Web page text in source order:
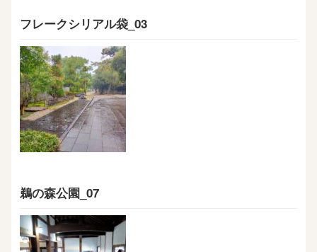
フレークシリアル袋_03
鵜の森公園_07